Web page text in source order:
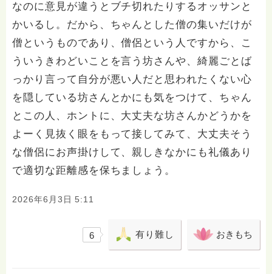
なのに意見が違うとブチ切れたりするオッサンと
かいるし。だから、ちゃんとした僧の集いだけが
僧というものであり、僧侶という人ですから、こ
ういうきわどいことを言う坊さんや、綺麗ごとば
っかり言って自分が悪い人だと思われたくない心
を隠している坊さんとかにも気をつけて、ちゃん
とこの人、ホントに、大丈夫な坊さんかどうかを
よーく見抜く眼をもって接してみて、大丈夫そう
な僧侶にお声掛けして、親しきなかにも礼儀あり
で適切な距離感を保ちましょう。
2026年6月3日 5:11
6 有り難し おきもち